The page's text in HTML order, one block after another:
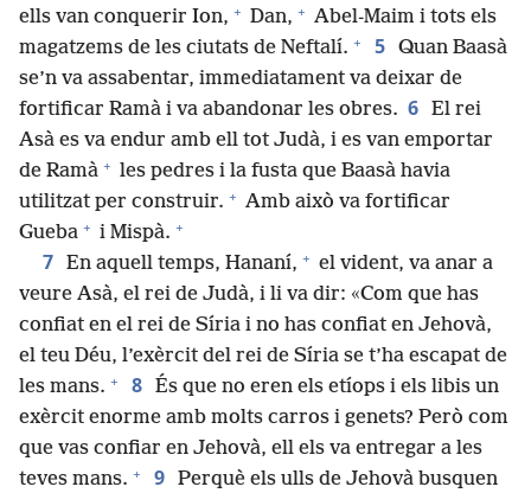
ells van conquerir Ion, + Dan, + Abel-Maim i tots els
magatzems de les ciutats de Neftalí. + 5 Quan Baasà
se’n va assabentar, immediatament va deixar de
fortificar Ramà i va abandonar les obres. 6 El rei
Asà es va endur amb ell tot Judà, i es van emportar
de Ramà + les pedres i la fusta que Baasà havia
utilitzat per construir. + Amb això va fortificar
Gueba + i Mispà. +
7 En aquell temps, Hananí, + el vident, va anar a
veure Asà, el rei de Judà, i li va dir: «Com que has
confiat en el rei de Síria i no has confiat en Jehovà,
el teu Déu, l’exèrcit del rei de Síria se t’ha escapat de
les mans. + 8 És que no eren els etíops i els libis un
exèrcit enorme amb molts carros i genets? Però com
que vas confiar en Jehovà, ell els va entregar a les
teves mans. + 9 Perquè els ulls de Jehovà busquen